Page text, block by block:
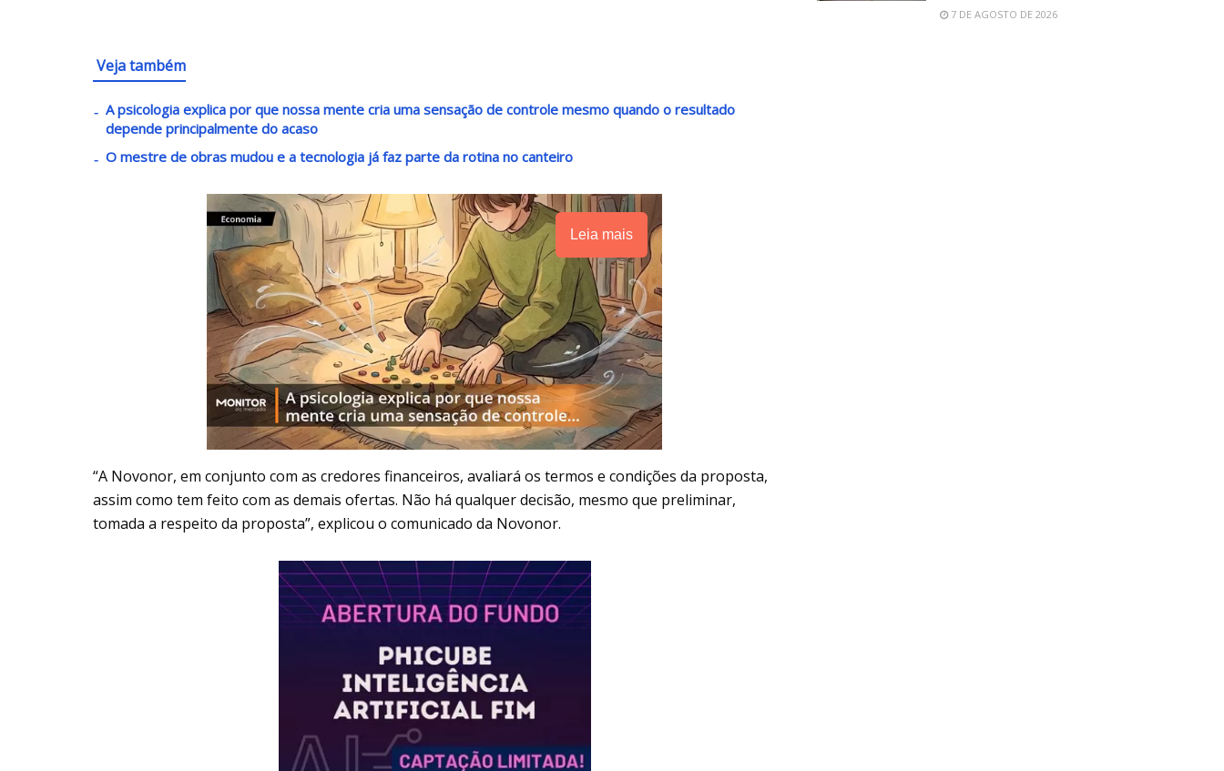
Veja também
A psicologia explica por que nossa mente cria uma sensação de controle mesmo quando o resultado
depende principalmente do acaso
O mestre de obras mudou e a tecnologia já faz parte da rotina no canteiro
Leia mais
“A Novonor, em conjunto com as credores financeiros, avaliará os termos e condições da proposta,
assim como tem feito com as demais ofertas. Não há qualquer decisão, mesmo que preliminar,
tomada a respeito da proposta”, explicou o comunicado da Novonor.
7 DE AGOSTO DE 2026